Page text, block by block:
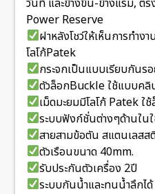
Power Reserve
ฝาหลังโชว์ให้เห็นการทำง
โลโก้Patek
กระจกเป็นแบบเรียบกัน
ตัวล็อกBuckle ใช้แบบค
เม็ดมะยมมีโลโก้ Patek ใ
ระบบฟังก์ชั่นต่างๆด้านใน
สายสามข้อตัน สแตนเลสส
ตัวเรือนขนาด 40mm.
รับประกันตัวเครื่อง 2ปี
ระบบกันน้ำและทนน้ำลึกได้